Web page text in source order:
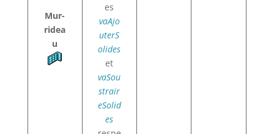
Mur-
ridea
u
es
vaAjo
uterS
olides
et
vaSou
strair
eSolid
es